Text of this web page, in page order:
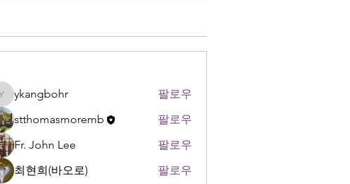
ykangbohr
ykangbohr
팔로우
stthomasmoremb
팔로우
Fr. John Lee
팔로우
최현희(바오로)
팔로우